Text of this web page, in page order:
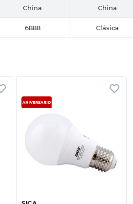
China China
6888 Clásica
Vista rápida